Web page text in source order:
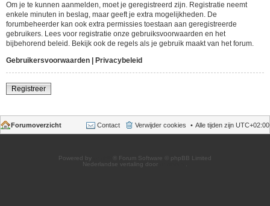
Om je te kunnen aanmelden, moet je geregistreerd zijn. Registratie neemt
enkele minuten in beslag, maar geeft je extra mogelijkheden. De
forumbeheerder kan ook extra permissies toestaan aan geregistreerde
gebruikers. Lees voor registratie onze gebruiksvoorwaarden en het
bijbehorend beleid. Bekijk ook de regels als je gebruik maakt van het forum.
Gebruikersvoorwaarden
Privacybeleid
Registreer
Forumoverzicht Alle tijden zijn UTC+02:00
Verwijder cookies
Contact
Powered by
® Forum Software © phpBB Limited
Nederlandse vertaling door